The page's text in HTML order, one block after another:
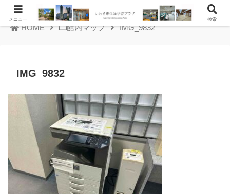
HOME 館内マップ IMG_9832
IMG_9832
メニュー 検索